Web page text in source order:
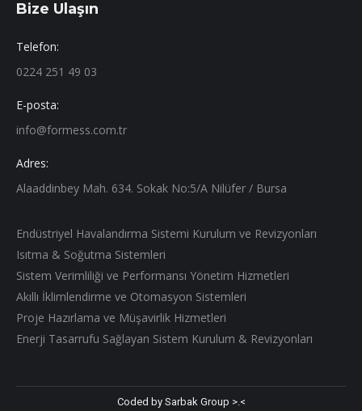
Bize Ulaşın
Telefon:
0224 251 49 03
E-posta:
info@formess.com.tr
Adres:
Alaaddinbey Mah. 634. Sokak No:5/A Nilüfer / Bursa
Endüstriyel Havalandırma Sistemi Kurulum ve Revizyonları
Isıtma & Soğutma Sistemleri
Sistem Verimliliği ve Performansı Yönetim Hizmetleri
Akıllı İklimlendirme ve Otomasyon Sistemleri
Proje Hazırlama ve Müşavirlik Hizmetleri
Enerji Tasarrufu Sağlayan Sistem Kurulum & Revizyonları
Coded by Sarbak Group >.<